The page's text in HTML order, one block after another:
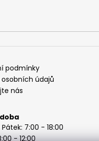
podmínky
údajů
nás
7:00 - 18:00
- 12:00